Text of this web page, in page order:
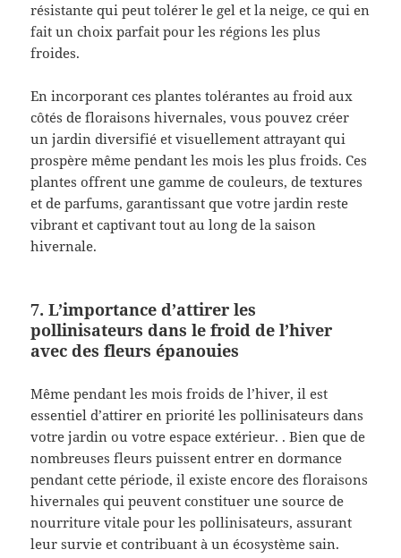
résistante qui peut tolérer le gel et la neige, ce qui en
fait un choix parfait pour les régions les plus
froides.
En incorporant ces plantes tolérantes au froid aux
côtés de floraisons hivernales, vous pouvez créer
un jardin diversifié et visuellement attrayant qui
prospère même pendant les mois les plus froids. Ces
plantes offrent une gamme de couleurs, de textures
et de parfums, garantissant que votre jardin reste
vibrant et captivant tout au long de la saison
hivernale.
7. L’importance d’attirer les
pollinisateurs dans le froid de l’hiver
avec des fleurs épanouies
Même pendant les mois froids de l’hiver, il est
essentiel d’attirer en priorité les pollinisateurs dans
votre jardin ou votre espace extérieur. . Bien que de
nombreuses fleurs puissent entrer en dormance
pendant cette période, il existe encore des floraisons
hivernales qui peuvent constituer une source de
nourriture vitale pour les pollinisateurs, assurant
leur survie et contribuant à un écosystème sain.